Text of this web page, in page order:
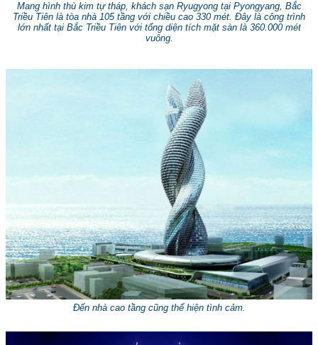
Mang hình thù kim tự tháp, khách sạn Ryugyong tại Pyongyang, Bắc
Triều Tiên là tòa nhà 105 tầng với chiều cao 330 mét. Đây là công trình
lớn nhất tại Bắc Triều Tiên với tổng diện tích mặt sàn là 360.000 mét
vuông.
Đến nhà cao tầng cũng thể hiện tình cảm.